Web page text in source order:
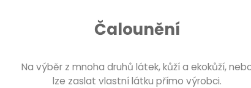
Čalounění
Na výběr z mnoha druhů látek, kůží a ekokůží,
lze zaslat vlastní látku přímo výrobci.